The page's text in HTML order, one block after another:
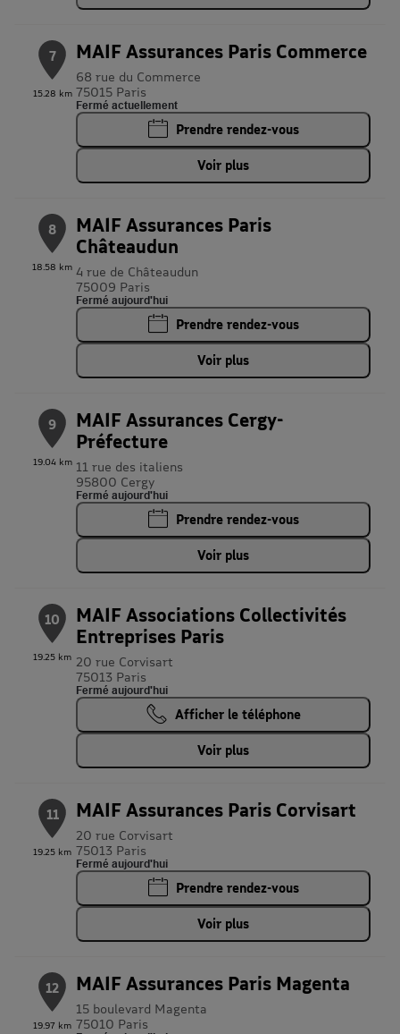
7
15.28 km
MAIF Assurances Paris Commerce
68 rue du Commerce
75015 Paris
Fermé actuellement
Prendre rendez-vous
Voir plus
8
18.58 km
MAIF Assurances Paris
Châteaudun
4 rue de Châteaudun
75009 Paris
Fermé aujourd'hui
Prendre rendez-vous
Voir plus
9
19.04 km
MAIF Assurances Cergy-
Préfecture
11 rue des italiens
95800 Cergy
Fermé aujourd'hui
Prendre rendez-vous
Voir plus
10
19.25 km
MAIF Associations Collectivités
Entreprises Paris
20 rue Corvisart
75013 Paris
Fermé aujourd'hui
Afficher le téléphone
Voir plus
11
19.25 km
MAIF Assurances Paris Corvisart
20 rue Corvisart
75013 Paris
Fermé aujourd'hui
Prendre rendez-vous
Voir plus
12
19.97 km
MAIF Assurances Paris Magenta
15 boulevard Magenta
75010 Paris